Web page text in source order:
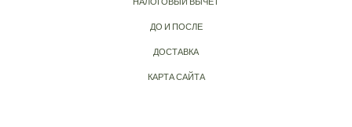
ДО И ПОСЛЕ
ДОСТАВКА
КАРТА САЙТА